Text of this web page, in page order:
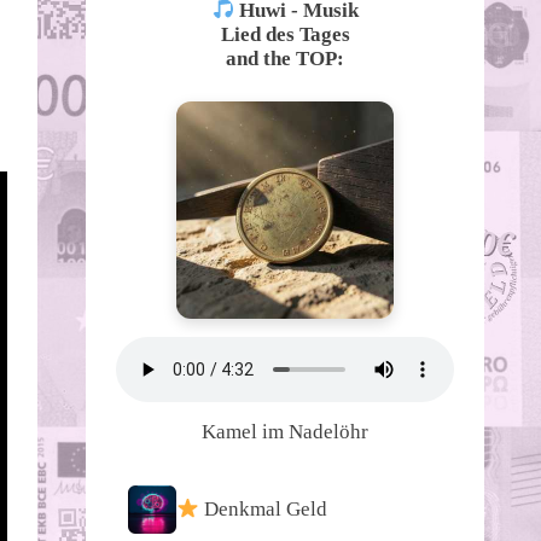
Huwi - Musik
Lied des Tages
and the TOP:
Kamel im Nadelöhr
Denkmal Geld